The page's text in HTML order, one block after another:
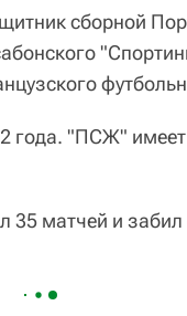
сборной
года. "ПСЖ"
матчей и забил